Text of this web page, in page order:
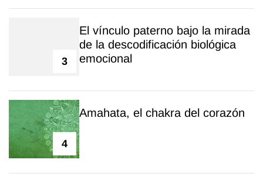
3
El vínculo paterno bajo la mirada
de la descodificación biológica
emocional
4
Amahata, el chakra del corazón